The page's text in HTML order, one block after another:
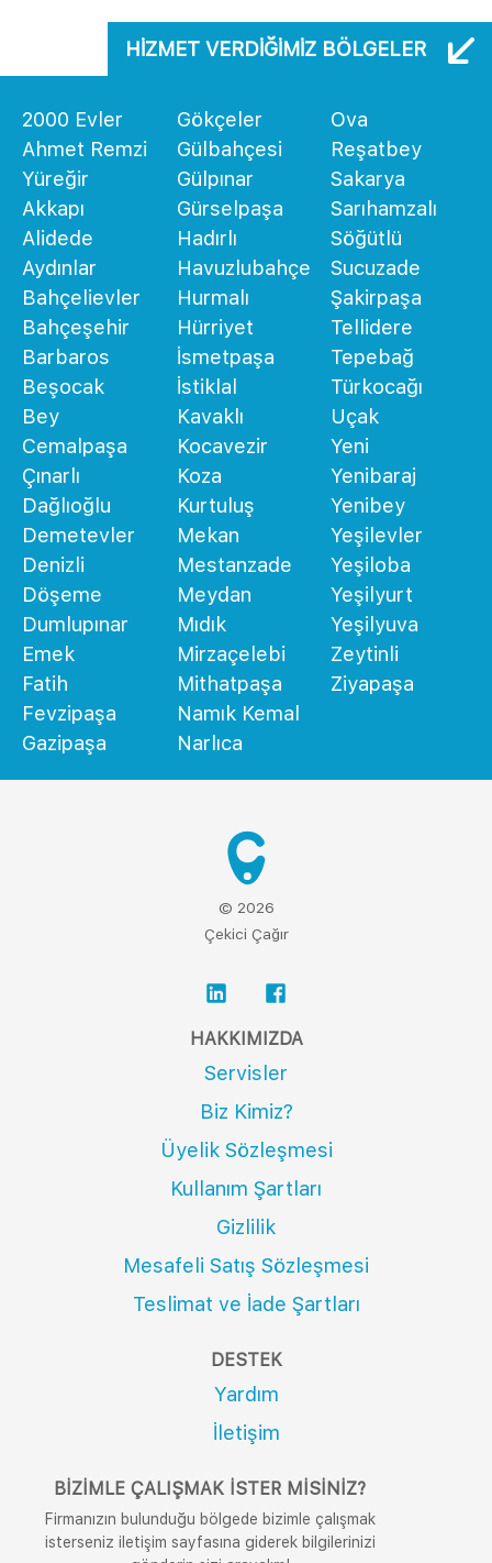
HIZMET VERDIĞIMIZ BÖLGELER
2000 Evler
Ahmet Remzi
Yüreğir
Akkapı
Alidede
Aydınlar
Bahçelievler
Bahçeşehir
Barbaros
Beşocak
Bey
Cemalpaşa
Çınarlı
Dağlıoğlu
Demetevler
Denizli
Döşeme
Dumlupınar
Emek
Fatih
Fevzipaşa
Gazipaşa
Gökçeler
Gülbahçesi
Gülpınar
Gürselpaşa
Hadırlı
Havuzlubahçe
Hurmalı
Hürriyet
İsmetpaşa
İstiklal
Kavaklı
Kocavezir
Koza
Kurtuluş
Mekan
Mestanzade
Meydan
Mıdık
Mirzaçelebi
Mithatpaşa
Namık Kemal
Narlıca
Ova
Reşatbey
Sakarya
Sarıhamzalı
Söğütlü
Sucuzade
Şakirpaşa
Tellidere
Tepebağ
Türkocağı
Uçak
Yeni
Yenibaraj
Yenibey
Yeşilevler
Yeşiloba
Yeşilyurt
Yeşilyuva
Zeytinli
Ziyapaşa
© 2026
Çekici Çağır
HAKKIMIZDA
Servisler
Biz Kimiz?
Üyelik Sözleşmesi
Kullanım Şartları
Gizlilik
Mesafeli Satış Sözleşmesi
Teslimat ve İade Şartları
DESTEK
Yardım
İletişim
BIZIMLE ÇALIŞMAK İSTER MISINIZ?
Firmanızın bulunduğu bölgede bizimle çalışmak
isterseniz iletişim sayfasına giderek bilgilerinizi